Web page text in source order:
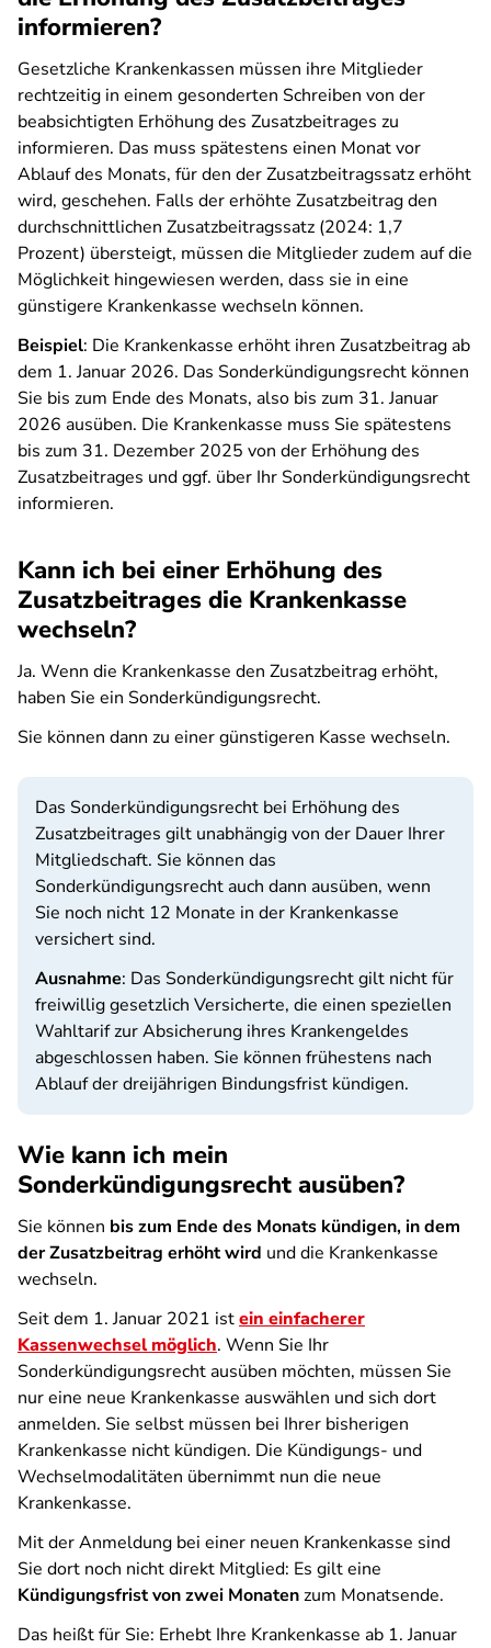
informieren?
Gesetzliche Krankenkassen müssen ihre Mitglieder
rechtzeitig in einem gesonderten Schreiben von der
beabsichtigten Erhöhung des Zusatzbeitrages zu
informieren. Das muss spätestens einen Monat vor
Ablauf des Monats, für den der Zusatzbeitragssatz erhöht
wird, geschehen. Falls der erhöhte Zusatzbeitrag den
durchschnittlichen Zusatzbeitragssatz (2024: 1,7
Prozent) übersteigt, müssen die Mitglieder zudem auf die
Möglichkeit hingewiesen werden, dass sie in eine
günstigere Krankenkasse wechseln können.
Beispiel: Die Krankenkasse erhöht ihren Zusatzbeitrag ab
dem 1. Januar 2026. Das Sonderkündigungsrecht können
Sie bis zum Ende des Monats, also bis zum 31. Januar
2026 ausüben. Die Krankenkasse muss Sie spätestens
bis zum 31. Dezember 2025 von der Erhöhung des
Zusatzbeitrages und ggf. über Ihr Sonderkündigungsrecht
informieren.
Kann ich bei einer Erhöhung des
Zusatzbeitrages die Krankenkasse
wechseln?
Ja. Wenn die Krankenkasse den Zusatzbeitrag erhöht,
haben Sie ein Sonderkündigungsrecht.
Sie können dann zu einer günstigeren Kasse wechseln.
Das Sonderkündigungsrecht bei Erhöhung des
Zusatzbeitrages gilt unabhängig von der Dauer Ihrer
Mitgliedschaft. Sie können das
Sonderkündigungsrecht auch dann ausüben, wenn
Sie noch nicht 12 Monate in der Krankenkasse
versichert sind.
Ausnahme: Das Sonderkündigungsrecht gilt nicht für
freiwillig gesetzlich Versicherte, die einen speziellen
Wahltarif zur Absicherung ihres Krankengeldes
abgeschlossen haben. Sie können frühestens nach
Ablauf der dreijährigen Bindungsfrist kündigen.
Wie kann ich mein
Sonderkündigungsrecht ausüben?
Sie können bis zum Ende des Monats kündigen, in dem
der Zusatzbeitrag erhöht wird und die Krankenkasse
wechseln.
Seit dem 1. Januar 2021 istein einfacherer
Kassenwechsel möglich. Wenn Sie Ihr
Sonderkündigungsrecht ausüben möchten, müssen Sie
nur eine neue Krankenkasse auswählen und sich dort
anmelden. Sie selbst müssen bei Ihrer bisherigen
Krankenkasse nicht kündigen. Die Kündigungs- und
Wechselmodalitäten übernimmt nun die neue
Krankenkasse.
Mit der Anmeldung bei einer neuen Krankenkasse sind
Sie dort noch nicht direkt Mitglied: Es gilt eine
Kündigungsfrist von zwei Monatenzum Monatsende.
Das heißt für Sie: Erhebt Ihre Krankenkasse ab 1. Januar